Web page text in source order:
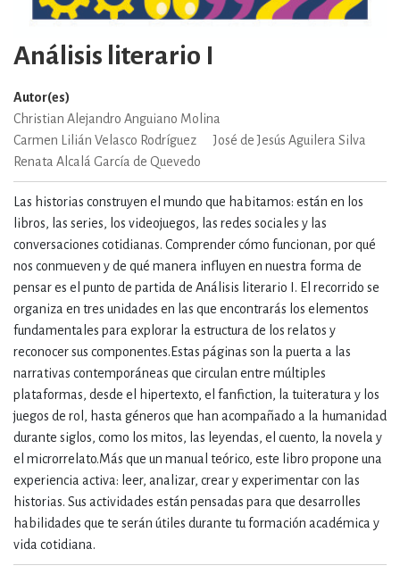
Análisis literario I
Autor(es)
Christian Alejandro Anguiano Molina
Carmen Lilián Velasco Rodríguez
José de Jesús Aguilera Silva
Renata Alcalá García de Quevedo
Las historias construyen el mundo que habitamos: están en los
libros, las series, los videojuegos, las redes sociales y las
conversaciones cotidianas. Comprender cómo funcionan, por qué
nos conmueven y de qué manera influyen en nuestra forma de
pensar es el punto de partida de Análisis literario I. El recorrido se
organiza en tres unidades en las que encontrarás los elementos
fundamentales para explorar la estructura de los relatos y
reconocer sus componentes.Estas páginas son la puerta a las
narrativas contemporáneas que circulan entre múltiples
plataformas, desde el hipertexto, el fanfiction, la tuiteratura y los
juegos de rol, hasta géneros que han acompañado a la humanidad
durante siglos, como los mitos, las leyendas, el cuento, la novela y
el microrrelato.Más que un manual teórico, este libro propone una
experiencia activa: leer, analizar, crear y experimentar con las
historias. Sus actividades están pensadas para que desarrolles
habilidades que te serán útiles durante tu formación académica y
vida cotidiana.